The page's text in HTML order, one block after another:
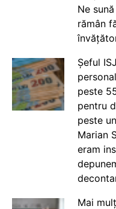
Ne
rămân
Șeful
peste
pentru
peste
Marian
eram
Mai